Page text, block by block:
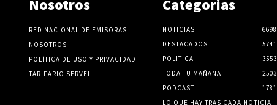
Nosotros
RED NACIONAL DE EMISORAS
NOSOTROS
POLÍTICA DE USO Y PRIVACIDAD
TARIFARIO SERVEL
Categorias
NOTICIAS
6698
DESTACADOS
5741
POLITICA
3553
TODA TU MAÑANA
2503
PODCAST
1781
LO QUE HAY TRAS CADA NOTICIA